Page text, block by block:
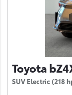
Toyota
SUV Electric (218